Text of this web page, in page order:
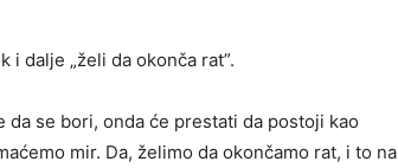
dalje „želi da okonča rat”.
da se bori, onda će prestati da postoji kao
mir. Da, želimo da okončamo rat, i to na